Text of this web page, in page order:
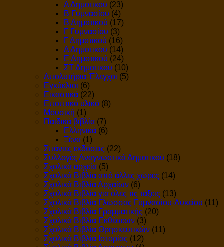
Α Δημοτικού (23)
Β Γυμνασίου (4)
Β Δημοτικού (17)
Γ Γυμνασίου (3)
Γ Δημοτικού (16)
Δ Δημοτικού (14)
Ε Δημοτικού (24)
ΣΤ Δημοτικού (10)
Απολυτήρια-Έλεγχοι (5)
Εγκύκλιοι (6)
Εικαστικά (22)
Εποπτικό υλικό (8)
Μουσική (1)
Παιδικά βιβλία (7)
Ελληνικά (6)
Ξένα (1)
Σπάνιες εκδόσεις (22)
Συλλογές Αναγνωστικά Δημοτικού (18)
Σχολικά αρχεία (5)
Σχολικά Βιβλία από άλλες χώρες (14)
Σχολικά Βιβλία Αρχαίων (6)
Σχολικά Βιβλία για όλες τις τάξεις (13)
Σχολικά Βιβλία Γλώσσας Γυμνασίου-Λυκείου (11)
Σχολικά Βιβλία Γραμματικής (20)
Σχολικά Βιβλία Εκθέσεων (3)
Σχολικά Βιβλία Θρησκευτικών (11)
Σχολικά Βιβλία Ιστορίας (12)